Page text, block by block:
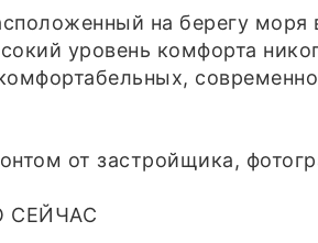
на берегу
уровень комфорта
от застройщика,
СЕЙЧАС